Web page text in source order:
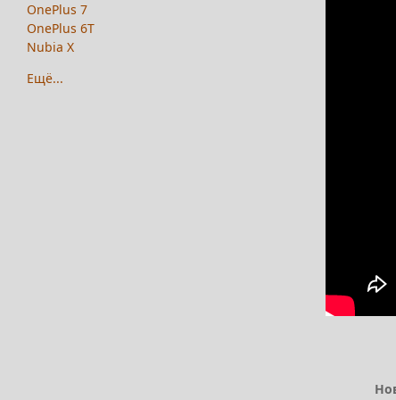
OnePlus 7
OnePlus 6T
Nubia X
Ещё...